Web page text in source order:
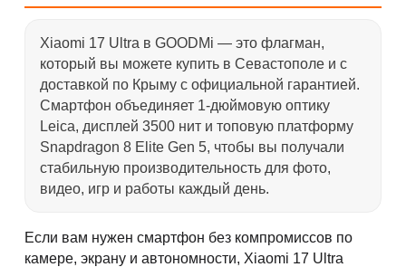
Xiaomi 17 Ultra в GOODMi — это флагман,
который вы можете купить в Севастополе и с
доставкой по Крыму с официальной гарантией.
Смартфон объединяет 1-дюймовую оптику
Leica, дисплей 3500 нит и топовую платформу
Snapdragon 8 Elite Gen 5, чтобы вы получали
стабильную производительность для фото,
видео, игр и работы каждый день.
Если вам нужен смартфон без компромиссов по
камере, экрану и автономности, Xiaomi 17 Ultra